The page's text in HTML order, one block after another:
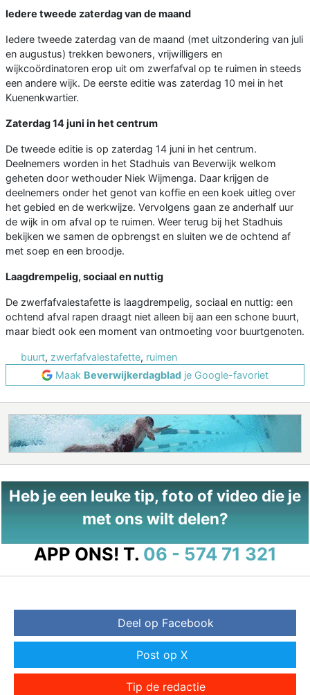
Iedere tweede zaterdag van de maand
Iedere tweede zaterdag van de maand (met uitzondering van juli
en augustus) trekken bewoners, vrijwilligers en
wijkcoördinatoren erop uit om zwerfafval op te ruimen in steeds
een andere wijk. De eerste editie was zaterdag 10 mei in het
Kuenenkwartier.
Zaterdag 14 juni in het centrum
De tweede editie is op zaterdag 14 juni in het centrum.
Deelnemers worden in het Stadhuis van Beverwijk welkom
geheten door wethouder Niek Wijmenga. Daar krijgen de
deelnemers onder het genot van koffie en een koek uitleg over
het gebied en de werkwijze. Vervolgens gaan ze anderhalf uur
de wijk in om afval op te ruimen. Weer terug bij het Stadhuis
bekijken we samen de opbrengst en sluiten we de ochtend af
met soep en een broodje.
Laagdrempelig, sociaal en nuttig
De zwerfafvalestafette is laagdrempelig, sociaal en nuttig: een
ochtend afval rapen draagt niet alleen bij aan een schone buurt,
maar biedt ook een moment van ontmoeting voor buurtgenoten.
buurt, zwerfafvalestafette, ruimen
Maak Beverwijkerdagblad je Google-favoriet
Heb je een leuke tip, foto of video die je
met ons wilt delen?
APP ONS! T. 06 - 574 71 321
Deel op Facebook
Post op X
Tip de redactie